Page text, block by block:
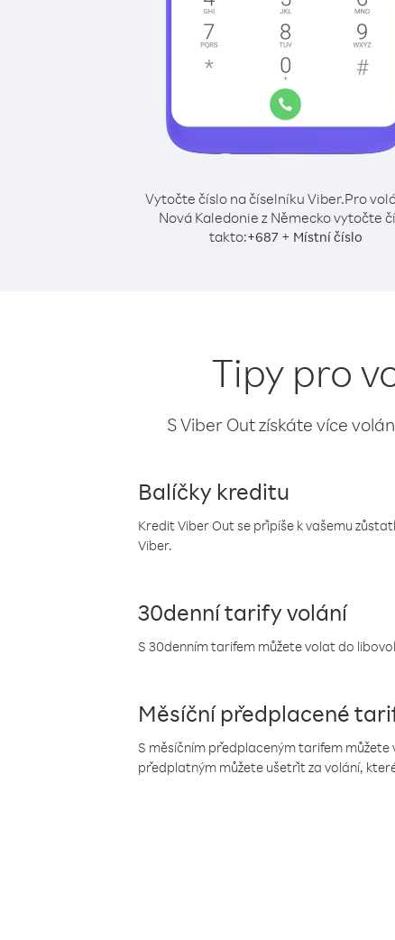
Vytočte číslo na číselníku Viber.Pro
Nová Kaledonie z Německo vytočte
takto:+687 + Místní číslo
Tipy pro
S Viber Out získáte více
Balíčky kreditu
Kredit Viber Out se připíše k vašemu
Viber.
30denní tarify volání
S 30denním tarifem můžete volat do
Měsíční předplacené
S měsíčním předplaceným tarifem můžete
předplatným můžete ušetřit za volání,